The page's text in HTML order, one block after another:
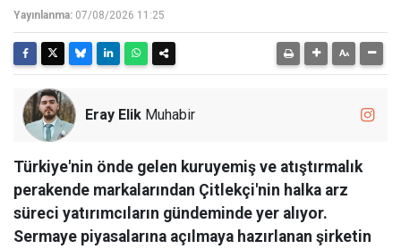
Yayınlanma: 07/08/2026 11:25
Eray Elik Muhabir
Türkiye'nin önde gelen kuruyemiş ve atıştırmalık
perakende markalarından Çitlekçi'nin halka arz
süreci yatırımcıların gündeminde yer alıyor.
Sermaye piyasalarına açılmaya hazırlanan şirketin